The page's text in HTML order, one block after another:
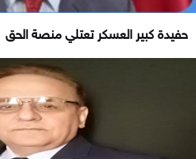
حفيدة كبير العسكر تعتلي منصة الحق